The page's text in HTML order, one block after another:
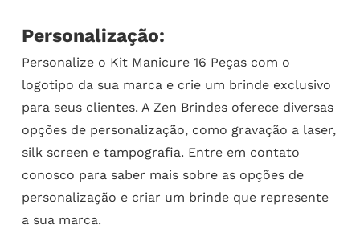
Personalização:
Personalize o Kit Manicure 16 Peças com o
logotipo da sua marca e crie um brinde exclusivo
para seus clientes. A Zen Brindes oferece diversas
opções de personalização, como gravação a laser,
silk screen e tampografia. Entre em contato
conosco para saber mais sobre as opções de
personalização e criar um brinde que represente
a sua marca.